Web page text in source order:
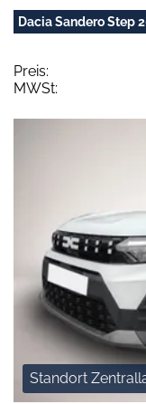
Dacia Sandero Step
Preis:
MWSt:
Standort